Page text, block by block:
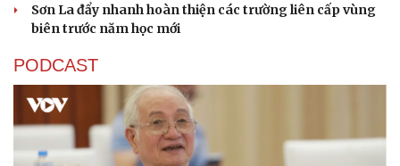
Sơn La đẩy nhanh hoàn thiện các trường liên cấp vùng
biên trước năm học mới
PODCAST